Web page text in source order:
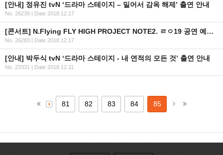
[안내] 정유진 tvN ‘드라마 스테이지 – 밀어서 감옥 해제’ 출연 안내
No. 26239 | Date 2018.12.17
[콘서트] N.Flying FLY HIGH PROJECT NOTE2. ㄹㅇ19 공연 예매 안내
No. 26283 | Date 2018.12.17
[안내] 박두식 tvN ‘드라마 스테이지 - 내 연적의 모든 것’ 출연 안내
No. 23331 | Date 2018.12.11
81 82 83 84 85